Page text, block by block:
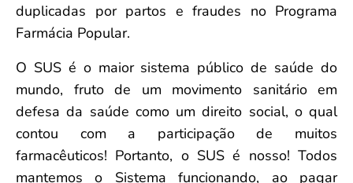
duplicadas por partos e fraudes no Programa
Farmácia Popular.
O SUS é o maior sistema público de saúde do
mundo, fruto de um movimento sanitário em
defesa da saúde como um direito social, o qual
contou com a participação de muitos
farmacêuticos! Portanto, o SUS é nosso! Todos
mantemos o Sistema funcionando, ao pagar